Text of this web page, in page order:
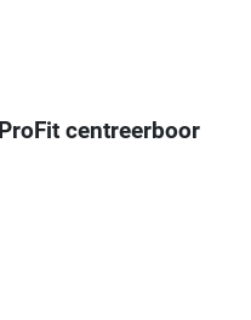
centreerboor